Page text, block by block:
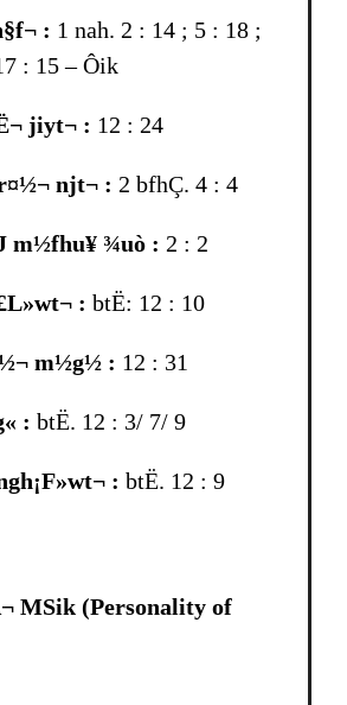
: 1 nah. 2 : 14 ; 5 : 18 ;
: 15 – Ôik
jiyt¬ : 12 : 24
njt¬ : 2 bfhÇ. 4 : 4
m½fhu¥ ¾uò : 2 : 2
: btË: 12 : 10
m½g½ : 12 : 31
: btË. 12 : 3/ 7/ 9
: btË. 12 : 9
MSik (Personality of